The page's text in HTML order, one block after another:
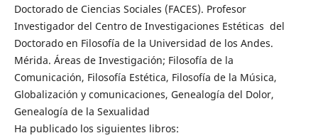
Doctorado de Ciencias Sociales (FACES). Profesor
Investigador del Centro de Investigaciones Estéticas del
Doctorado en Filosofía de la Universidad de los Andes.
Mérida. Áreas de Investigación; Filosofía de la
Comunicación, Filosofía Estética, Filosofía de la Música,
Globalización y comunicaciones, Genealogía del Dolor,
Genealogía de la Sexualidad
Ha publicado los siguientes libros: